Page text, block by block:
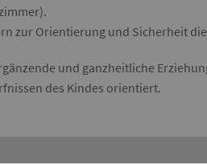
zur Orientierung und Sicherheit
und ganzheitliche
des Kindes orientiert.